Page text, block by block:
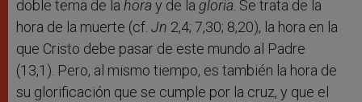
doble tema de la hora y de la gloria. Se trata de la
hora de la muerte (cf. Jn 2,4; 7,30; 8,20), la hora en la
que Cristo debe pasar de este mundo al Padre
(13,1). Pero, al mismo tiempo, es también la hora de
su glorificación que se cumple por la cruz, y que el